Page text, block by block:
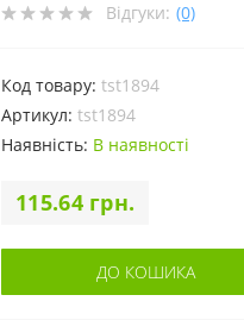
Відгуки: (0)
Код товару: tst1894
Артикул: tst1894
Наявність: В наявності
115.64 грн.
ДО КОШИКА